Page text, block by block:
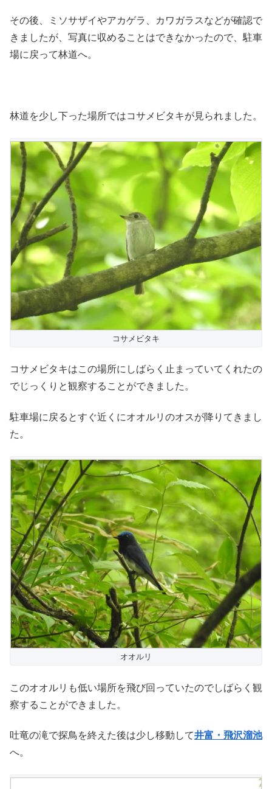
その後、ミソサザイやアカゲラ、カワガラスなどが確認で
きましたが、写真に収めることはできなかったので、駐車
場に戻って林道へ。
林道を少し下った場所ではコサメビタキが見られました。
コサメビタキ
コサメビタキはこの場所にしばらく止まっていてくれたの
でじっくりと観察することができました。
駐車場に戻るとすぐ近くにオオルリのオスが降りてきまし
た。
オオルリ
このオオルリも低い場所を飛び回っていたのでしばらく観
察することができました。
吐竜の滝で探鳥を終えた後は少し移動して井富・飛沢溜池
へ。